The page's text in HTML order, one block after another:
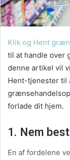
Klik og Hent
til at handle over
denne artikel vil
Hent-tjenester til
forlade dit hjem.
1. Nem
En af fordelene